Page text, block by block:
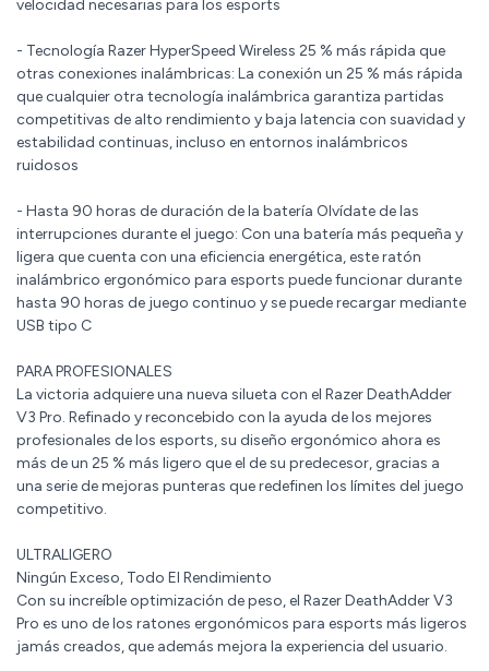
velocidad necesarias para los esports
- Tecnología Razer HyperSpeed Wireless 25 % más rápida que
otras conexiones inalámbricas: La conexión un 25 % más rápida
que cualquier otra tecnología inalámbrica garantiza partidas
competitivas de alto rendimiento y baja latencia con suavidad y
estabilidad continuas, incluso en entornos inalámbricos
ruidosos
- Hasta 90 horas de duración de la batería Olvídate de las
interrupciones durante el juego: Con una batería más pequeña y
ligera que cuenta con una eficiencia energética, este ratón
inalámbrico ergonómico para esports puede funcionar durante
hasta 90 horas de juego continuo y se puede recargar mediante
USB tipo C
PARA PROFESIONALES
La victoria adquiere una nueva silueta con el Razer DeathAdder
V3 Pro. Refinado y reconcebido con la ayuda de los mejores
profesionales de los esports, su diseño ergonómico ahora es
más de un 25 % más ligero que el de su predecesor, gracias a
una serie de mejoras punteras que redefinen los límites del juego
competitivo.
ULTRALIGERO
Ningún Exceso, Todo El Rendimiento
Con su increíble optimización de peso, el Razer DeathAdder V3
Pro es uno de los ratones ergonómicos para esports más ligeros
jamás creados, que además mejora la experiencia del usuario.